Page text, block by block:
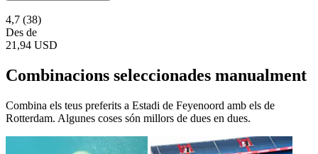
4,7 (38)
Des de
21,94 USD
Combinacions seleccionades manualment
Combina els teus preferits a Estadi de Feyenoord amb els de
Rotterdam. Algunes coses són millors de dues en dues.